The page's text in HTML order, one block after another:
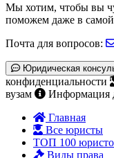
Мы хотим, чтобы вы
поможем даже в
Почта для вопросов:
Юридическая
конфиденциальности
вузам
Информация
Главная
Все юристы
ТОП 100
Виды права